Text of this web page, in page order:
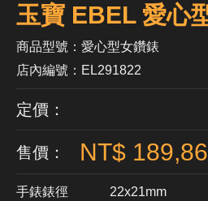
玉寶 EBEL 愛心
商品型號：愛心型女鑽錶
店內編號：EL291822
定價：
售價： NT$
手錶錶徑 22x21mm